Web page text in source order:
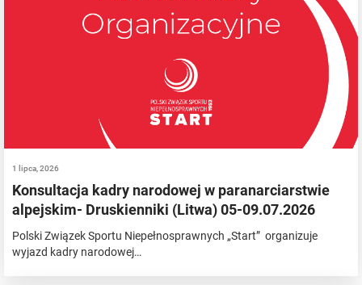
1 lipca, 2026
Konsultacja kadry narodowej w paranarciarstwie
alpejskim- Druskienniki (Litwa) 05-09.07.2026
Polski Związek Sportu Niepełnosprawnych „Start” organizuje
wyjazd kadry narodowej…